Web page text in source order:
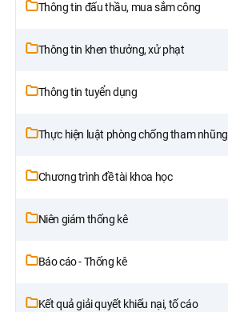
Thông tin đấu thầu, mua sắm công
Thông tin khen thưởng, xử phạt
Thông tin tuyển dụng
Thực hiện luật phòng chống tham nhũng
Chương trình đề tài khoa học
Niên giám thống kê
Báo cáo - Thống kê
Kết quả giải quyết khiếu nại, tố cáo